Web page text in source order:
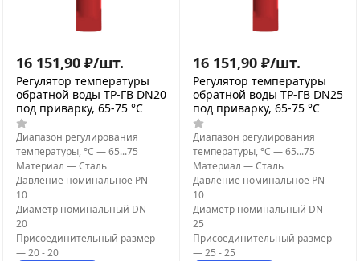
16 151,90 ₽/шт.
Регулятор температуры
обратной воды ТР-ГВ DN20
под приварку, 65-75 °C
Диапазон регулирования
температуры, °С —65...75
Материал —Сталь
Давление номинальное PN —
10
Диаметр номинальный DN —
20
Присоединительный размер
—20 - 20
16 151,90 ₽/шт.
Регулятор температуры
обратной воды ТР-ГВ DN25
под приварку, 65-75 °C
Диапазон регулирования
температуры, °С —65...75
Материал —Сталь
Давление номинальное PN —
10
Диаметр номинальный DN —
25
Присоединительный размер
—25 - 25